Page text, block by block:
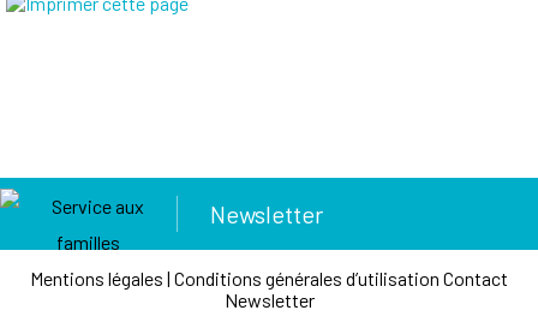
Newsletter
Mentions légales | Conditions générales d’utilisation Contact
Newsletter